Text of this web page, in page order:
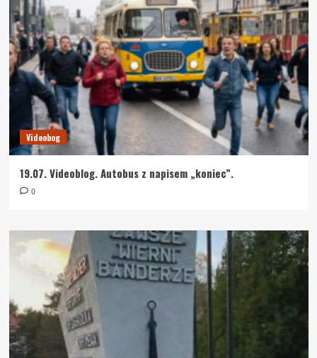
Videobog
19.07. Videoblog. Autobus z napisem „koniec”.
0